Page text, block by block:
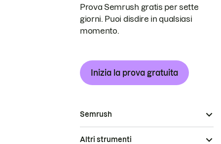
Prova Semrush gratis per sette
giorni. Puoi disdire in qualsiasi
momento.
Inizia la prova gratuita
Semrush
Altri strumenti